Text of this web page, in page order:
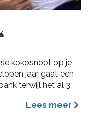
kokosnoot op je
jaar gaat een
terwijl het al 3
verbinding
Lees meer